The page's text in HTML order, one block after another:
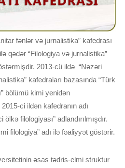
fənlər və jurnalistika” kafedrası
qədər “Filologiya və jurnalistika”
2013-cü ildə “Nəzəri
kafedraları bazasında “Türk
bölümü kimi yenidən
ci ildən kafedranın adı
filologiyası” adlandırılmışdır.
filologiya” adı ilə fəaliyyət göstərir.
əsas tədris-elmi struktur